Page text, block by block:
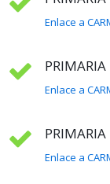
Enlace a
Enlace a
Enlace a